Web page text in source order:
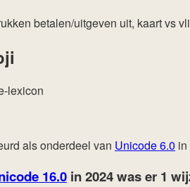
betalen/uitgeven uit, kaart vs
lexicon
als onderdeel van Unicode 6.0
16.0 in 2024was er 1